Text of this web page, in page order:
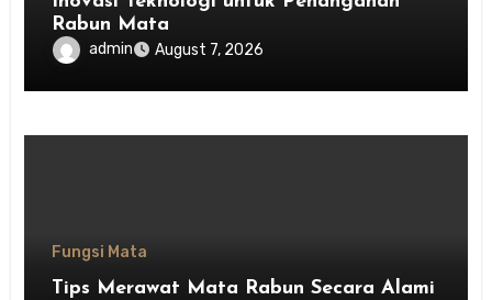
Rabun Mata
admin August 7, 2026
Fungsi Mata
Tips Merawat Mata Rabun Secara Alami